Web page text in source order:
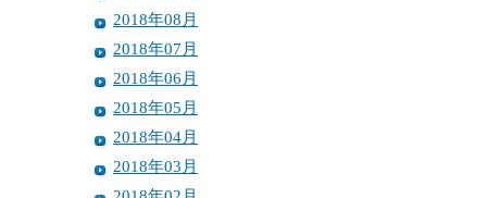
2018年08月
2018年07月
2018年06月
2018年05月
2018年04月
2018年03月